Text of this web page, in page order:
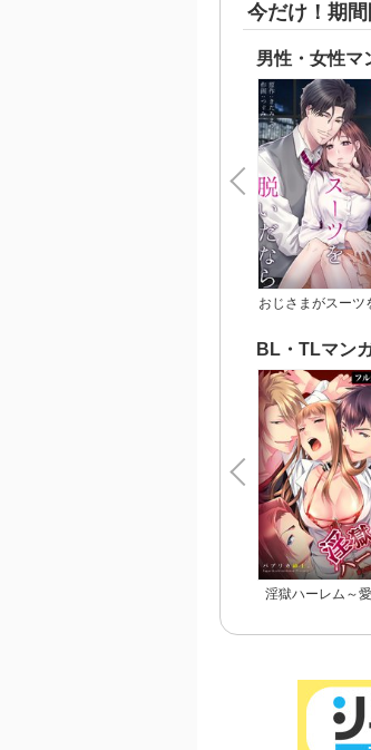
今だけ！期間
男性・女性マ
おじさまがスーツ
BL・TLマン
淫獄ハーレム～